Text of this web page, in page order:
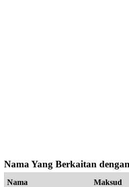
Nama Yang Berkaitan
Nama Maksud